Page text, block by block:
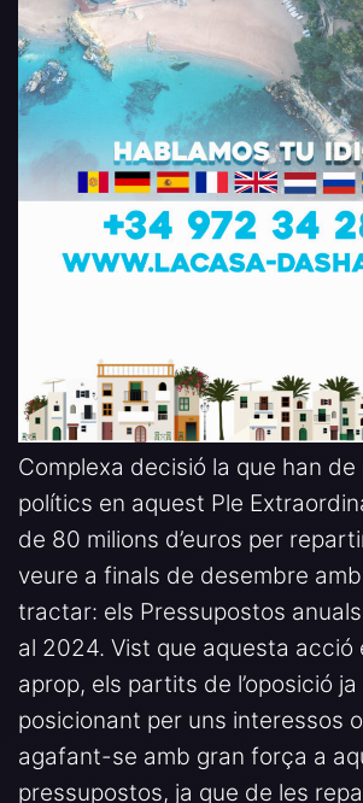
Complexa decisió la que han
polítics en aquest Ple
de 80 milions d’euros per
veure a finals de desembre amb
tractar: ​​els Pressupostos
al 2024. Vist que aquesta acció
aprop, els partits de l’oposició
posicionant per uns interessos
agafant-se amb gran força a
pressupostos, ja que de les